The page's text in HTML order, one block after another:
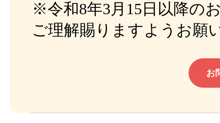
※令和8年3月15日以降の
ご理解賜りますようお願
お